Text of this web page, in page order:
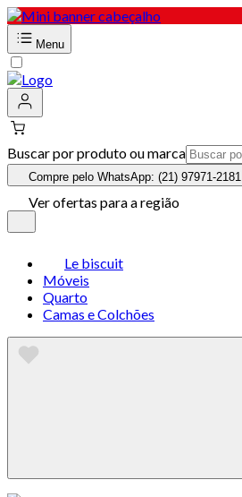
Menu
Buscar por produto ou marca
Compre pelo WhatsApp: (21) 97971-2181
Ver ofertas para a região
Le biscuit
Móveis
Quarto
Camas e Colchões